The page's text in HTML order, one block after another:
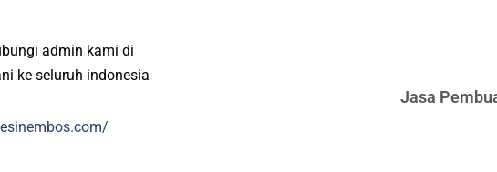
admin kami di
ke seluruh indonesia
Jasa